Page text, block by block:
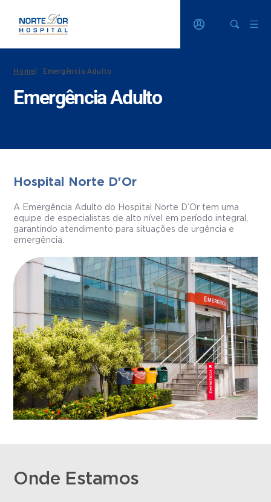
Home/ Emergência Adulto
Emergência Adulto
Hospital Norte D'Or
A Emergência Adulto do Hospital Norte D’Or tem uma
equipe de especialistas de alto nível em período integral,
garantindo atendimento para situações de urgência e
emergência.
Onde Estamos